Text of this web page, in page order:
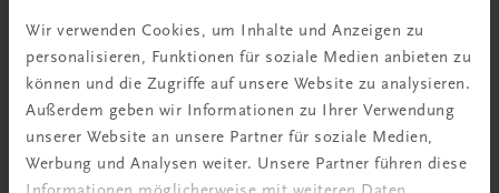
Wir verwenden Cookies, um Inhalte und Anzeigen zu
personalisieren, Funktionen für soziale Medien anbieten zu
können und die Zugriffe auf unsere Website zu analysieren.
Außerdem geben wir Informationen zu Ihrer Verwendung
unserer Website an unsere Partner für soziale Medien,
Werbung und Analysen weiter. Unsere Partner führen diese
Tipps & Tricks
Mehr dazu